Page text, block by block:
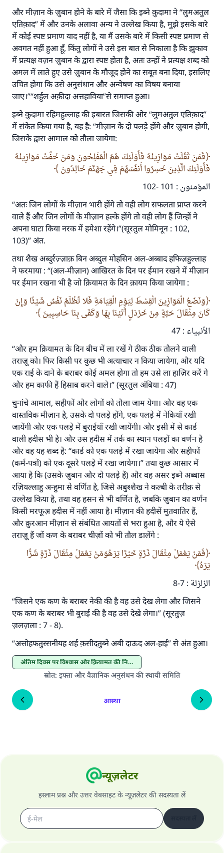
और मीज़ान के ज़ुबान होने के बारे में जैसा कि इब्ने क़ुदामा ने ‘‘लुमअतुल
एतिक़ाद” में और उनके अलावा अन्य ने उल्लेख किया है, मुझे इसके बारे
में कोई स्पष्ट प्रमाण याद नहीं है, या मैं उसके बारे में किसी स्पष्ट प्रमाण से
अवगत नहीं हुआ हूँ, किंतु लोगों ने उसे इस बात से निकाला है कि झुकाव
में प्रत्यक्ष वज़न ज़ुबान के द्वारा स्पष्ट होता है, अतः उन्हों ने प्रत्यक्ष शब्द को
अमल में लाते हुए उसे ज़ुबान के मौजूद होने का सबूत बना दिया, इसलिए
उचित होगा कि उसे अनुसंधान और अन्वेषण का विषय बनाया
जाए।”‘‘शर्हुल अक़ीदा अत्तहाविया”से समाप्त हुआ।
इब्ने क़ुदामा रहिमहुल्लाह की इबारत जिसकी ओर ‘‘लुमअतुल एतिक़ाद”
में संकेत किया गया है, यह है: ‘‘मीज़ान के दो पलड़े होंगे और ज़ुबान होगी,
जिसके द्वारा आमाल को तौला जायेगा:
فَمَنْ ثَقُلَتْ مَوَازِينُهُ فَأُوْلَئِكَ هُمُ الْمُفْلِحُونَ وَمَنْ خَفَّتْ مَوَازِينُهُ
فَأُوْلَئِكَ الَّذِينَ خَسِرُوا أَنفُسَهُمْ فِي جَهَنَّمَ خَالِدُونَ
المؤمنون : 101 -102
“अतः जिन लोगों के मीज़ान भारी होंगे तो वही लोग सफलता प्राप्त करने
वाले हैं और जिन लोगों के मीज़ान हल्के होंगे तो वही लोग हैं जिन्हों ने
अपना घाटा किया नरक में हमेशा रहेंगे।”(सूरतुल मोमिनून : 102,
103)” अंत.
तथा शैख अब्दुर्रज़्ज़ाक़ बिन अब्दुल मोहसिन अल-अब्बाद हफिज़हुल्लाह
ने फरमाया : ‘‘(अल-मीज़ान) आखिरत के दिन पर ईमान रखने में मीज़ान
पर ईमान रखना भी है जो क़ियामत के दिन क़ायम किया जायेगा :
وَنَضَعُ الْمَوَازِينَ الْقِسْطَ لِيَوْمِ الْقِيَامَةِ فَلا تُظْلَمُ نَفْسٌ شَيْئًا وَإِنْ
كَانَ مِثْقَالَ حَبَّةٍ مِنْ خَرْدَلٍ أَتَيْنَا بِهَا وَكَفَى بِنَا حَاسِبِينَ
الأنبياء : 47
“और हम क़ियामत के दिन बीच में ला रखें गे ठीक ठीक तौलने वाली
तराज़ू को। फिर किसी पर कुछ भी अत्याचार न किया जायेगा, और यदि
एक राई के दाने के बराबर कोई अमल होगा तो हम उसे ला हाज़िर करें गे
और हम काफी हैं हिसाब करने वाले।” (सूरतुल अंबिया : 47)
चुनांचे आमाल, सहीफों और लोगों को तौला जाम येगा। और वह एक
वास्तविक मीज़ान है, उसके दो पलड़े होंगे, एक पलड़े में नेकियाँ रखी
जायेंगी और एक पलड़े में बुराईयाँ रखी जायेंगी। और इसी में से कार्ड
वाली हदीस भी है। और उस हदीस में तर्क का स्थान पलड़ों का वर्णन है
और वह यह शब्द है: ‘‘कार्ड को एक पलड़े में रखा जायेगा और सहीफों
(कर्म-पत्रों) को एक दूसरे पलड़े में रखा जायेगा।” तथा कुछ आसार में
आया है कि (उसके ज़ुबान और दो पलड़े हैं) और वह असर इब्ने अब्बास
रज़ियल्लाहु अन्हुमा से वर्णित है, जिसे अबुश्शैख ने कल्बी के तरीक़ से
उल्लेख किया है, तथा वह हसन से भी वर्णित है, जबकि ज़ुबान का वर्णन
किसी मरफूअ़ हदीस में नहीं आया है। मीज़ान की हदीसें मुतवातिर हैं,
और क़ुरआन मीज़ान से संबंधित आयतों से भरा हुआ है, और ये ऐसे
तराज़ू हैं जों कण के बराबर चीज़ों को भी तौल डालेंगे :
فَمَنْ يَعْمَلْ مِثْقَالَ ذَرَّةٍ خَيْرًا يَرَهُوَمَنْ يَعْمَلْ مِثْقَالَ ذَرَّةٍ شَرًّا
يَرَهُ
الزلزلة : 7-8
“जिसने एक कण के बराबर नेकी की है वह उसे देख लेगा और जिसने
एक कण के बराबर भी बुराई की है वह उसे देखे लेगा।” (सूरतुज़
ज़लज़ला : 7 - 8).
“अत्तोहफतुस्सनीयह शर्ह क़सीदतुब्ने अबी दाऊद अल-हाई” से अंत हुआ।
अंतिम दिवस पर विश्वास और क़ियामत की निशानियाँ
स्रोत: इफ्ता और वैज्ञानिक अनुसंधन की स्थायी समिति
आस्था
न्यूज़लेटर
इस्लाम प्रश्न और उत्तर वेबसाइट के न्यूज़लेटर की सदस्यता लें
उत्तर संख्या 110845 ने एक शादी बचाई।.
उम्मत के प्रश्नों का उत्तर देने में हमारी सहायता करें
'जो व्यक्ति भलाई का मार्ग दर्शाए, उसके लिए उस भलाई के
करने वाले के समान प्रतिफल है।''